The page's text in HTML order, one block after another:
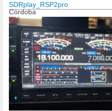
SDRplay_RSP2pro
Córdoba